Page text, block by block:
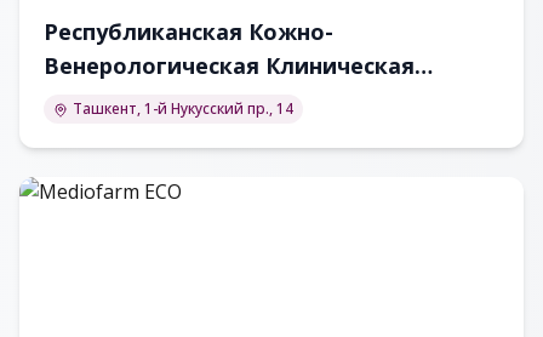
Республиканская Кожно-
Венерологическая Клиническая
Больница
Ташкент, 1-й Нукусский пр., 14